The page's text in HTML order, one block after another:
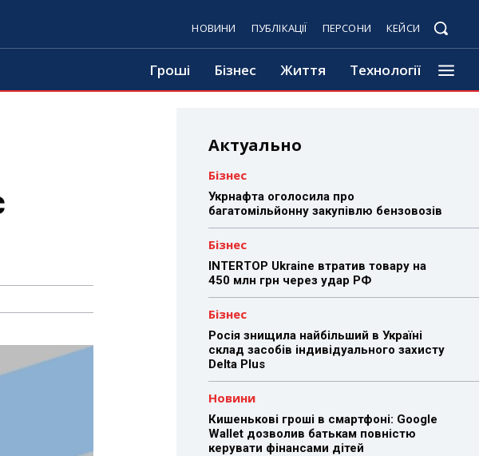
НОВИНИ ПУБЛІКАЦІЇ ПЕРСОНИ КЕЙСИ
Гроші Бізнес Життя Технології
Актуально
Бізнес
Укрнафта оголосила про
багатомільйонну закупівлю бензовозів
Бізнес
INTERTOP Ukraine втратив товару на
450 млн грн через удар РФ
Бізнес
Росія знищила найбільший в Україні
склад засобів індивідуального захисту
Delta Plus
Новини
Кишенькові гроші в смартфоні: Google
Wallet дозволив батькам повністю
керувати фінансами дітей